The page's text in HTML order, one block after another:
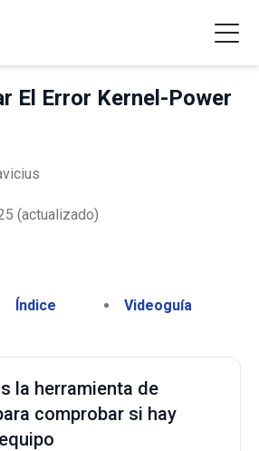
El Error Kernel-Power
(actualizado)
Índice Videoguía
la herramienta de
comprobar si hay